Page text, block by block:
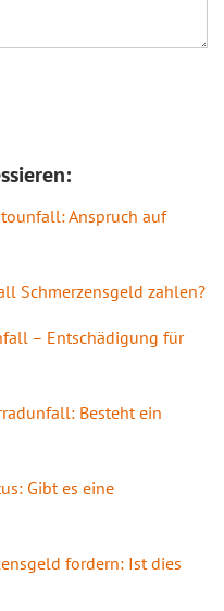
Anspruch auf
Schmerzensgeld zahlen?
– Entschädigung für
Besteht ein
Gibt es eine
fordern: Ist dies